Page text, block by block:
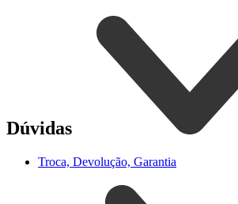
Dúvidas
Troca, Devolução, Garantia